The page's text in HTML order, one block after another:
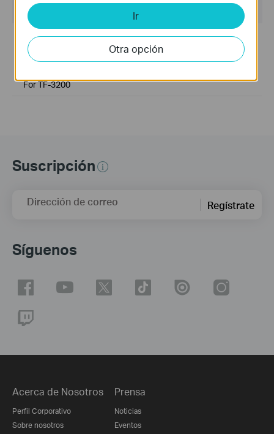
Vista/Linux/Novell NetWare
Modifications and Bug Fixes:
Read Windows 7 compatibility information here:
http://www.tp-link.com/support/w7.asp
For TF-3200
Suscripción
Dirección de correo Regístrate
Síguenos
Acerca de Nosotros
Perfil Corporativo
Sobre nosotros
Prensa
Noticias
Eventos
Ir
Otra opción